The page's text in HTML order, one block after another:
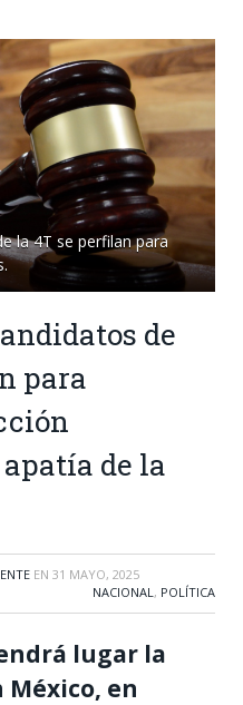
la 4T se perfilan para
de
para
de la
EN 31 MAYO, 2025
NACIONAL , POLÍTICA
lugar la
en